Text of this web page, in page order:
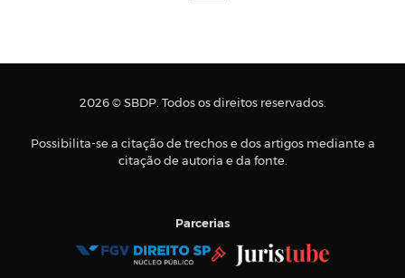
2026 © SBDP. Todos os direitos reservados.
Possibilita-se a citação de trechos e dos artigos mediante a
citação de autoria e da fonte.
Parcerias